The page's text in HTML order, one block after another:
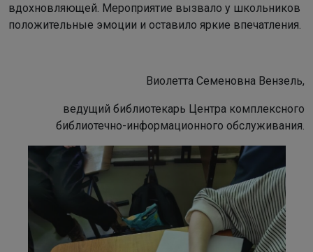
вдохновляющей. Мероприятие вызвало у школьников
положительные эмоции и оставило яркие впечатления.
Виолетта Семеновна Вензель,
ведущий библиотекарь Центра комплексного
библиотечно-информационного обслуживания.